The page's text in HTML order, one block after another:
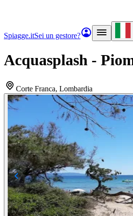
Spiagge.itSei un gestore?
Acquasplash -
Corte Franca, Lombardia